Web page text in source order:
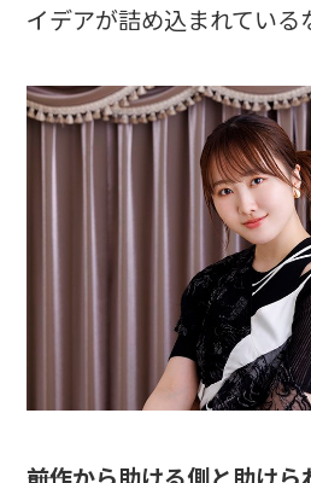
イデアが詰め込まれている
――前作から助ける側と助け